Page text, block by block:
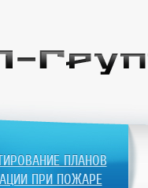
ПЛАНОВ
ПРИ ПОЖАРЕ